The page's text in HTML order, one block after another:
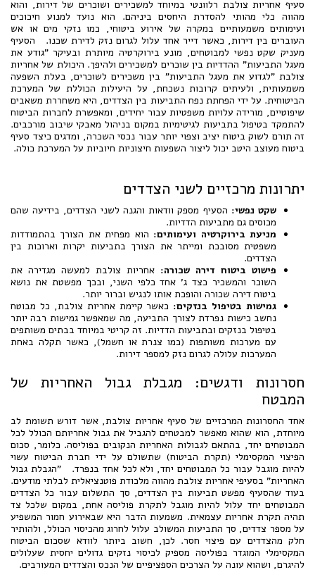
סעיף אחריות צולבת רלוונטי במיוחד למשכירים ושוכרים של דירות, והוא
מהווה כלי מהותי להסדרת היחסים ביניהם. הוא נועד למנוע חיכוכים
ועימותים משמעותיים במקרה של אירוע ביטוחי, כמו נזקי מים או אש
העוברים בין דירות, כאשר דייר אחד עלול לגרום נזק לדירת שכנו. הסעיף
מעניק שקט נפשי למבוטחים, מונע בירוקרטיה מיותרת ובעיקר "גודע את
מעגל התביעות" ההדדיות בין שוכרים למשכירים ולהיפך. היכולת של אחריות
צולבת "לגדוע את מעגל התביעות" בין משכירים לשוכרים, בעלת השפעה
משמעותית, ולעיתים קרובות נשכחת, על היעילות הכוללת של המערכת
הביטוחית. על ידי הפחתת נפח התביעות בין הצדדים, היא משחררת משאבים
שיפוטיים, מורידה עלויות משפטיות עבור יחידים, ומאפשרת לחברות הביטוח
להתמקד בטיפול בתביעות לגיטימיות במקום בניהול מאבקי שיבוב מורכבים.
זה תורם לשוק ביטוח יציב וצפוי יותר עבור נכסי השכרה, ומדגים כיצד סעיף
ביטוח מעוצב היטב יכול ליצור השפעות חיצוניות חיוביות על המערכת כולה.
יתרונות מרכזיים לשני הצדדים
שקט נפשי: הסעיף מספק וודאות והגנה לשני הצדדים, בידיעה שהם
מכוסים גם מתביעות הדדיות.
מניעת בירוקרטיה ועימותים: הוא מפחית את הצורך בהתמודדות
משפטית מסובכת ומייתר את הצורך בתביעות יקרות וארוכות בין
הצדדים.
פישוט ביטוח דירה שכורה: אחריות צולבת למעשה מגדירה את
השוכר והמשכיר כצד ג' אחד כלפי השני, ובכך מפשטת את נושא
ביטוח דירה שכורה והופכת אותו לנגיש וברור יותר.
גמישות בטיפול בנזקים: כאשר קיימת אחריות צולבת, כל מבוטח
נחשב כישות נפרדת לצורך התביעה, מה שמאפשר גמישות רבה יותר
בטיפול בנזקים ובתביעות הדדיות. זה קריטי במיוחד בבתים משותפים
עם מערכות משותפות (כמו צנרת או חשמל), כאשר תקלה באחת
המערכות עלולה לגרום נזק למספר דירות.
חסרונות ודגשים: מגבלת גבול האחריות של
המבטח
אחד החסרונות המרכזיים של סעיף אחריות צולבת, אשר דורש תשומת לב
מיוחדת, הוא שהוא מאפשר למבטחים להגביל את גבול אחריותם הכולל לכל
המבוטחים יחד, בהתאם לגבולות האחריות הנקובים בפוליסה. כלומר, סכום
הפיצוי המקסימלי (תקרת הביטוח) שתשולם על ידי חברת הביטוח עשוי
להיות מוגבל עבור כל המבוטחים יחד, ולא לכל אחד בנפרד. "הגבלת גבול
האחריות" בסעיפי אחריות צולבת מהווה מלכודת פוטנציאלית לבלתי מודעים.
בעוד שהסעיף מפשט תביעות בין הצדדים, סך התשלום עבור כל הצדדים
המבוטחים יחד עלול להיות מוגבל לתקרת פוליסה אחת, במקום שלכל צד
תהיה תקרת אחריות עצמאית. משמעות הדבר היא שבאירוע חמור המשפיע
על מספר צדדים, סך התביעות המשולב עלול לחרוג מהכיסוי הכולל, ולהותיר
חלק מהצדדים עם פיצוי חסר. לכן, חשוב ביותר לוודא שסכום הביטוח
המקסימלי המוגדר בפוליסה מספיק לכיסוי נזקים גדולים יחסית שעלולים
להיגרם, ושהוא עונה על הצרכים הספציפיים של הנכס והצדדים המעורבים.